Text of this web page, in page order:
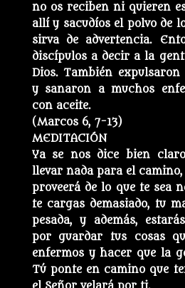
no os reciben ni quieren
allí y sacudíos el polvo de
sirva de advertencia.
discípulos a decir a la
Dios. También expulsaron
y sanaron a muchos
con aceite.
(Marcos 6, 7-13)
MEDITACIÓN
Ya se nos dice bien
llevar nada para el
proveerá de lo que te sea
te cargas demasiado, tu
pesada, y además,
por guardar tus cosas
enfermos y hacer que la
Tú ponte en camino que